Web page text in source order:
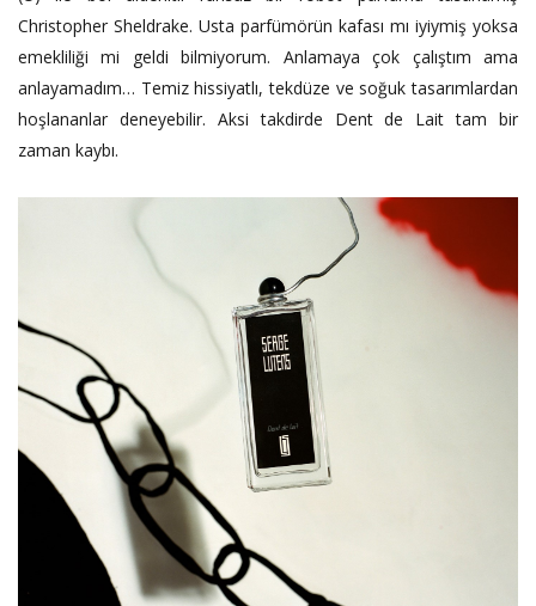
Christopher Sheldrake. Usta parfümörün kafası mı iyiymiş yoksa
emekliliği mi geldi bilmiyorum. Anlamaya çok çalıştım ama
anlayamadım… Temiz hissiyatlı, tekdüze ve soğuk tasarımlardan
hoşlananlar deneyebilir. Aksi takdirde Dent de Lait tam bir
zaman kaybı.